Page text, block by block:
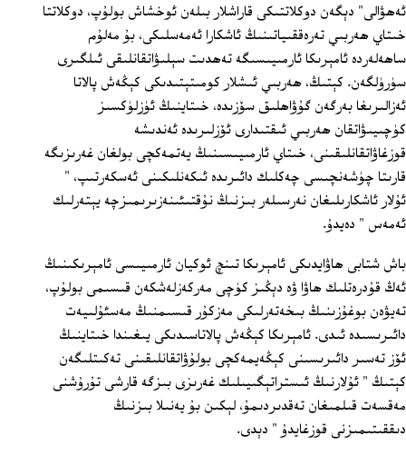
ئەھۋالى" دېگەن دوكلاتتىكى قاراشلار بىلەن ئوخشاش بولۇپ، دوكلاتتا
خىتاي ھەربىي تەرەققىياتىنىڭ ئاشكارا ئەمەسلىكى، بۇ مەلۇم
ساھەلەردە ئامېرىكا ئارمىيىسىگە تەھدىت سېلىۋاتقانلىقى ئىلگىرى
سۈرۈلگەن. كېتىڭ، ھەربىي ئىشلار كومىتېتىدىكى كېڭەش پالاتا
ئەزالىرىغا بەرگەن گۇۋاھلىق سۆزىدە، خىتاينىڭ ئۈزلۈكسىز
كۈچىيىۋاتقان ھەربىي ئىقتىدارى ئۆزلىرىدە ئەندىشە
قوزغاۋاتقانلىقىنى، خىتاي ئارمىيىسىنىڭ يەتمەكچى بولغان غەرىزىگە
قارىتا چۈشەنچىسى چەكلىك دائىرىدە ئىكەنلىكىنى ئەسكەرتىپ، "
ئۇلار ئاشكارىلىغان نەرسىلەر بىزنىڭ نۇقتىئىنەزىرىمىزچە يېتەرلىك
ئەمەس " دەيدۇ.
باش شتابى ھاۋايدىكى ئامېرىكا تىنچ ئوكيان ئارمىيىسى ئامېرىكىنىڭ
ئەڭ قۇدرەتلىك ھاۋا ۋە دېڭىز كۈچى مەركەزلەشكەن قىسىمى بولۇپ،
تەيۋەن بوغۇزىنىڭ بىخەتەرلىكى مەزكۇر قىسىمنىڭ مەسئۇلىيەت
دائىرىسىدە ئىدى. ئامېرىكا كېڭەش پالاتاسىدىكى يىغىندا خىتاينىڭ
ئۆز تەسىر دائىرىسىنى كېڭەيمەكچى بولۇۋاتقانلىقىنى تەكىتلىگەن
كېتىڭ " ئۇلارنىڭ ئىستراتېگىيىلىك غەرىزى بىزگە قارشى تۇرۇشنى
مەقسەت قىلمىغان تەقدىردىمۇ، لېكىن بۇ يەنىلا بىزنىڭ
دىققىتىمىزنى قوزغايدۇ " دېدى.